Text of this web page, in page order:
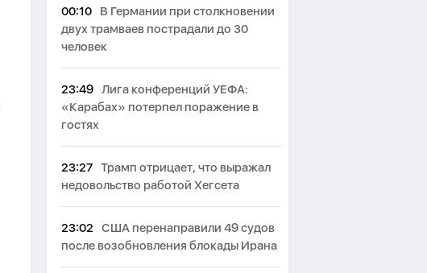
00:10
В Германии при столкновении
двух трамваев пострадали до 30
человек
23:49 Лига конференций УЕФА:
«Карабах» потерпел поражение в
гостях
23:27 Трамп отрицает, что выражал
недовольство работой Хегсета
23:02
США перенаправили 49 судов
после возобновления блокады Ирана